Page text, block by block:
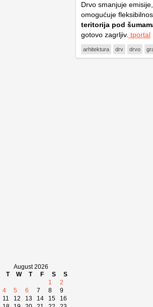
August 2026
T W T F S
S
1
2
4 5 6 7 8
9
11 12 13 14 15
16
Drvo smanjuje
omogućuje
teritorija pod
gotovo zagrljiv. tportal
arhitektura drv drvo